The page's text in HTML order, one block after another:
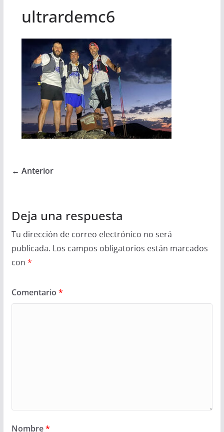
ultrardemc6
← Anterior
Deja una respuesta
Tu dirección de correo electrónico no será
publicada. Los campos obligatorios están marcados
con *
Comentario *
Nombre*